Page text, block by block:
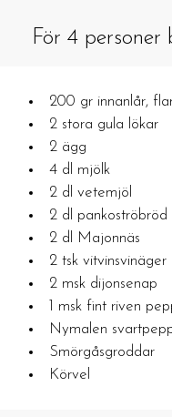
För 4 personer
200 gr innanlår,
2 stora gula lökar
2 ägg
4 dl mjölk
2 dl vetemjöl
2 dl pankoströbröd
2 dl Majonnäs
2 tsk
2 msk dijonsenap
1 msk fint riven
Nymalen
Smörgåsgroddar
Körvel